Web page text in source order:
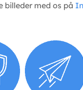
billeder med os på